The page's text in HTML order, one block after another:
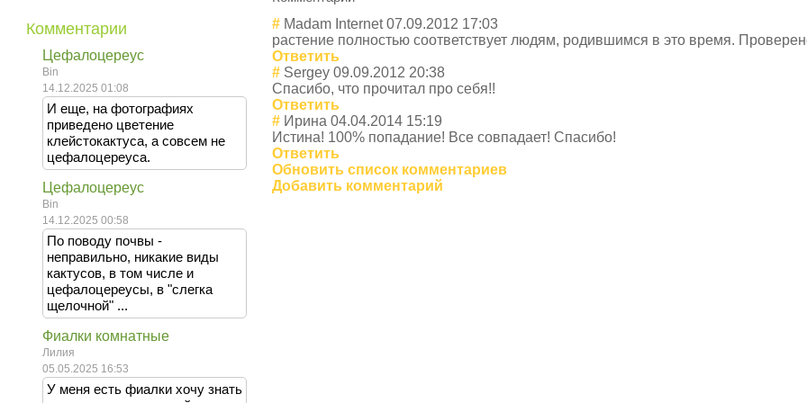
Комментарии
Цефалоцереус
Bin
14.12.2025 01:08
И еще, на фотографиях
приведено цветение
клейстокактуса, а совсем не
цефалоцереуса.
Цефалоцереус
Bin
14.12.2025 00:58
По поводу почвы -
неправильно, никакие виды
кактусов, в том числе и
цефалоцереусы, в "слегка
щелочной" ...
Фиалки комнатные
Лилия
05.05.2025 16:53
У меня есть фиалки хочу знать
# Madam Internet 07.09.2012 17:03
растение полностью соответствует людям, родившимся в это время.
Ответить
# Sergey 09.09.2012 20:38
Спасибо, что прочитал про себя!!
Ответить
# Ирина 04.04.2014 15:19
Истина! 100% попадание! Все совпадает! Спасибо!
Ответить
Обновить список комментариев
Добавить комментарий